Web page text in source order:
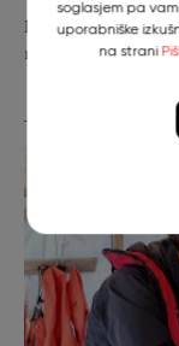
Evropska
nagrado
soglasjem pa
uporabniške
na strani